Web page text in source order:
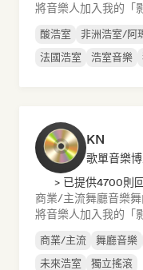
將音樂人加入我的「
酸浩室 非洲浩室/阿
法國浩室
浩室音樂
KN
歌單音樂
> 已提供4700則
商業/主流舞廳音樂
將音樂人加入我的「
商業/主流 舞廳音樂
未來浩室
獨立搖滾